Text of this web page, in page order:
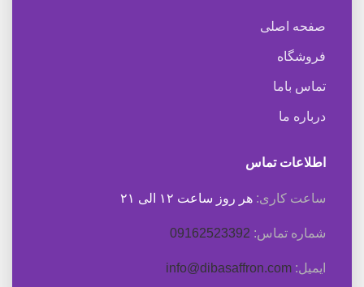
صفحه اصلی
فروشگاه
تماس باما
درباره ما
اطلاعات تماس
ساعت کاری: هر روز ساعت ۱۲ الی ۲۱
شماره تماس: 09162523392
ایمیل: info@dibasaffron.com